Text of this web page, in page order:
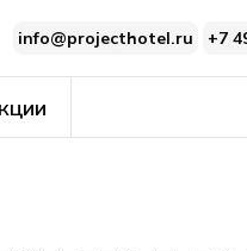
info@projecthotel.ru +7